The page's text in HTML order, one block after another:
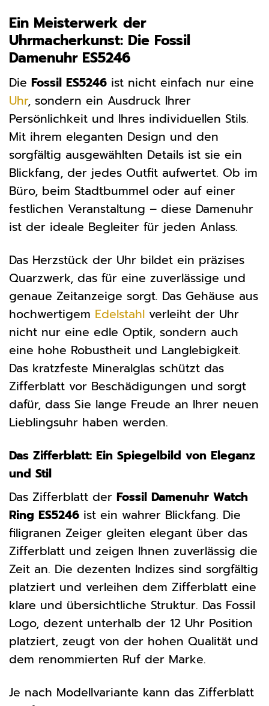
Ein Meisterwerk der
Uhrmacherkunst: Die Fossil
Damenuhr ES5246
Die Fossil ES5246 ist nicht einfach nur eine
Uhr, sondern ein Ausdruck Ihrer
Persönlichkeit und Ihres individuellen Stils.
Mit ihrem eleganten Design und den
sorgfältig ausgewählten Details ist sie ein
Blickfang, der jedes Outfit aufwertet. Ob im
Büro, beim Stadtbummel oder auf einer
festlichen Veranstaltung – diese Damenuhr
ist der ideale Begleiter für jeden Anlass.
Das Herzstück der Uhr bildet ein präzises
Quarzwerk, das für eine zuverlässige und
genaue Zeitanzeige sorgt. Das Gehäuse aus
hochwertigem Edelstahl verleiht der Uhr
nicht nur eine edle Optik, sondern auch
eine hohe Robustheit und Langlebigkeit.
Das kratzfeste Mineralglas schützt das
Zifferblatt vor Beschädigungen und sorgt
dafür, dass Sie lange Freude an Ihrer neuen
Lieblingsuhr haben werden.
Das Zifferblatt: Ein Spiegelbild von Eleganz
und Stil
Das Zifferblatt der Fossil Damenuhr Watch
Ring ES5246 ist ein wahrer Blickfang. Die
filigranen Zeiger gleiten elegant über das
Zifferblatt und zeigen Ihnen zuverlässig die
Zeit an. Die dezenten Indizes sind sorgfältig
platziert und verleihen dem Zifferblatt eine
klare und übersichtliche Struktur. Das Fossil
Logo, dezent unterhalb der 12 Uhr Position
platziert, zeugt von der hohen Qualität und
dem renommierten Ruf der Marke.
Je nach Modellvariante kann das Zifferblatt